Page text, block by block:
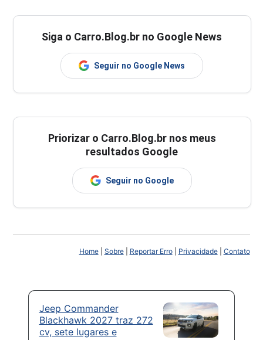
Siga o Carro.Blog.br no Google News
Seguir no Google News
Priorizar o Carro.Blog.br nos meus
resultados Google
Seguir no Google
Home| Sobre| Reportar Erro| Privacidade| Contato
Jeep Commander
Blackhawk 2027 traz 272
cv, sete lugares e